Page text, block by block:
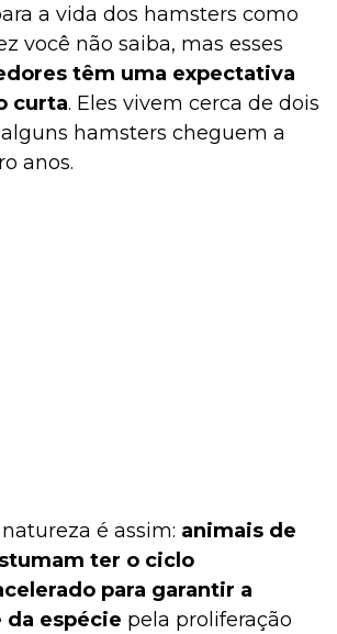
a vida dos hamsters como
você não saiba, mas esses
têm uma expectativa
curta. Eles vivem cerca de dois
hamsters cheguem a
anos.
é assim: animais de
ter o ciclo
para garantir a
espécie pela proliferação